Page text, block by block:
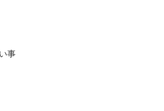
事